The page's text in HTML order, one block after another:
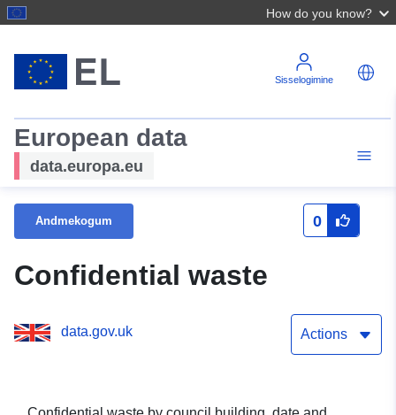
How do you know?
Sisselogimine
European data
data.europa.eu
Andmekogum 0
Confidential waste
data.gov.uk Actions